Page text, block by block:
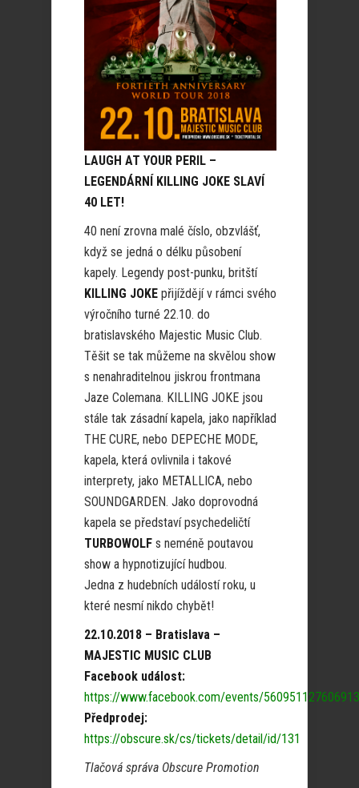
LAUGH AT YOUR PERIL –
LEGENDÁRNÍ KILLING JOKE SLAVÍ
40 LET!
40 není zrovna malé číslo, obzvlášť,
když se jedná o délku působení
kapely. Legendy post-punku, britští
KILLING JOKE přijíždějí v rámci svého
výročního turné 22.10. do
bratislavského Majestic Music Club.
Těšit se tak můžeme na skvělou show
s nenahraditelnou jiskrou frontmana
Jaze Colemana. KILLING JOKE jsou
stále tak zásadní kapela, jako například
THE CURE, nebo DEPECHE MODE,
kapela, která ovlivnila i takové
interprety, jako METALLICA, nebo
SOUNDGARDEN. Jako doprovodná
kapela se představí psychedeličtí
TURBOWOLF s neméně poutavou
show a hypnotizující hudbou.
Jedna z hudebních událostí roku, u
které nesmí nikdo chybět!
22.10.2018 – Bratislava –
MAJESTIC MUSIC CLUB
Facebook událost:
https://www.facebook.com/events/
Předprodej:
https://obscure.sk/cs/tickets/detail/id/131
Tlačová správa Obscure Promotion